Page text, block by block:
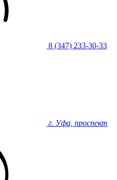
8 (347) 233-30-33
г. Уфа, проспект